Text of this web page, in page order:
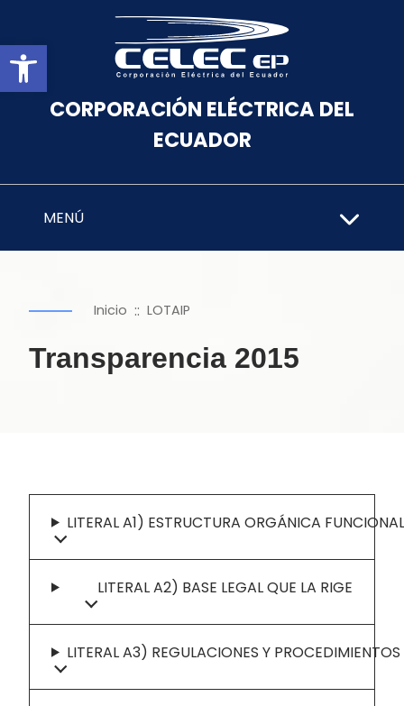
Abrir barra de herramientas
CORPORACIÓN ELÉCTRICA DEL
ECUADOR
MENÚ
Inicio :: LOTAIP
Transparencia 2015
LITERAL A1) ESTRUCTURA ORGÁNICA FUNCIONAL
LITERAL A2) BASE LEGAL QUE LA RIGE
LITERAL A3) REGULACIONES Y